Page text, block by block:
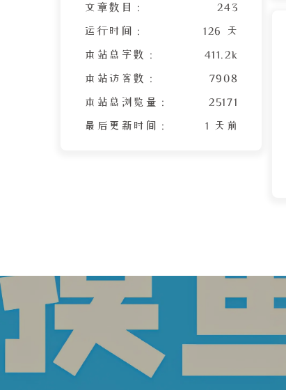
文章数目 : 243
运行时间 : 126 天
本站总字数 : 411.2k
本站访客数 : 7908
本站总浏览量 : 25171
最后更新时间 : 1 天前